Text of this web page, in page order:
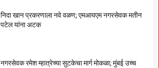
निदा खान प्रकरणाला नवे वळण; एमआयएम नगरसेवक मतीन
पटेल यांना अटक
नगरसेवक रमेश म्हात्रेच्या सुटकेचा मार्ग मोकळा; मुंबई उच्च